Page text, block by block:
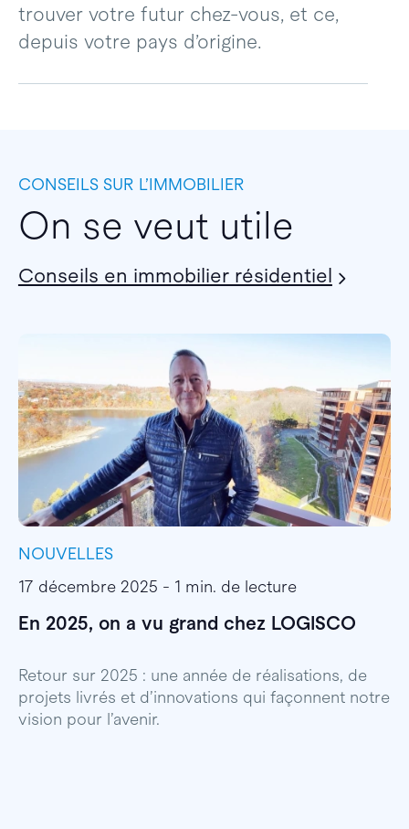
trouver votre futur chez-vous, et ce,
depuis votre pays d’origine.
CONSEILS SUR L’IMMOBILIER
On se veut utile
Conseils en immobilier résidentiel
NOUVELLES
17 décembre 2025 - 1 min. de lecture
En 2025, on a vu grand chez LOGISCO
Retour sur 2025 : une année de réalisations, de
projets livrés et d’innovations qui façonnent notre
vision pour l’avenir.